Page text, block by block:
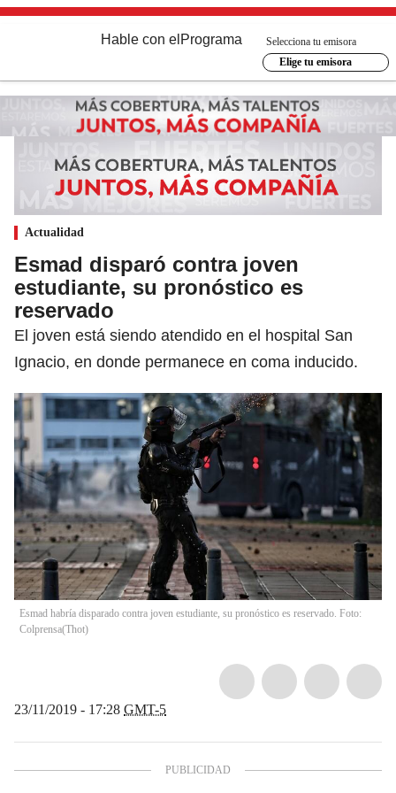
Hable con el Programa
Selecciona tu emisora
Elige tu emisora
Actualidad
Esmad disparó contra joven
estudiante, su pronóstico es
reservado
El joven está siendo atendido en el hospital San
Ignacio, en donde permanece en coma inducido.
Esmad habría disparado contra joven estudiante, su pronóstico es reservado. Foto:
Colprensa(Thot)
23/11/2019 - 17:28 GMT-5